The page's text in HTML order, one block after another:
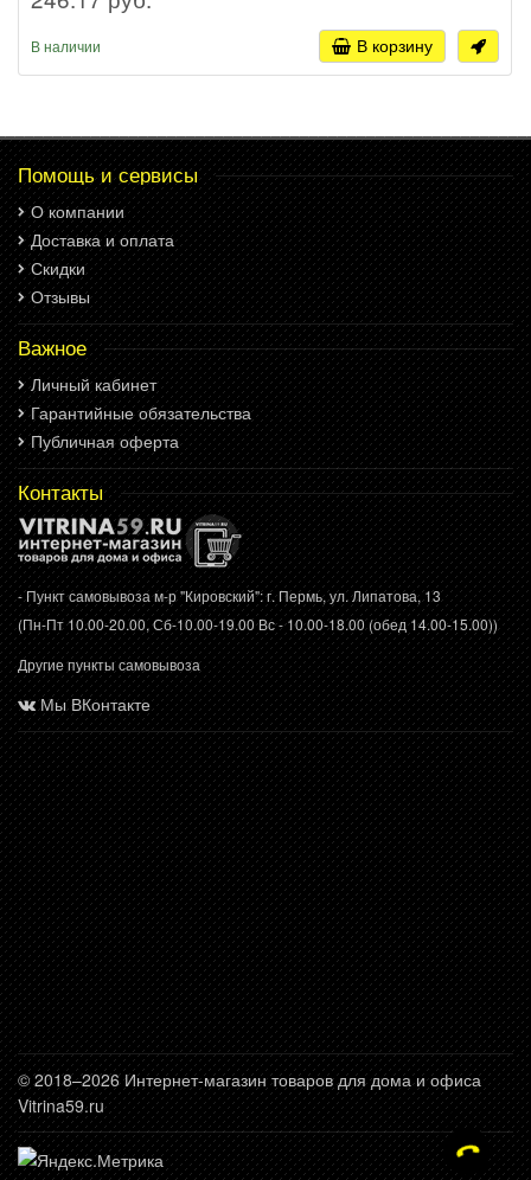
В наличии В корзину
Помощь и сервисы
О компании
Доставка и оплата
Скидки
Отзывы
Важное
Личный кабинет
Гарантийные обязательства
Публичная оферта
Контакты
- Пункт самовывоза м-р "Кировский": г. Пермь, ул. Липатова, 13
(Пн-Пт 10.00-20.00, Сб-10.00-19.00 Вс - 10.00-18.00 (обед 14.00-15.00))
Другие пункты самовывоза
Мы ВКонтакте
© 2018–2026 Интернет-магазин товаров для дома и офиса
Vitrina59.ru